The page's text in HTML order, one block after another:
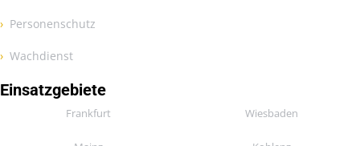
Personenschutz
Wachdienst
Einsatzgebiete
Frankfurt Wiesbaden